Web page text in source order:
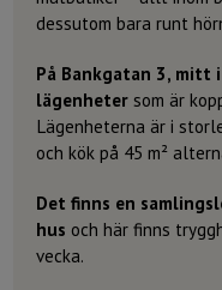
dessutom bara runt
På Bankgatan 3, mitt
lägenhetersom är
Lägenheterna är i
och kök på 45 m²
Det finns en
hus och här finns
vecka.